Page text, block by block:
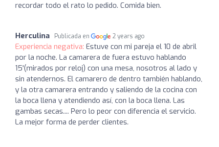
recordar todo el rato lo pedido. Comida bien.
Herculina Publicada en 2 years ago
Experiencia negativa: Estuve con mi pareja el 10 de abril
por la noche. La camarera de fuera estuvo hablando
15'(mirados por reloj) con una mesa, nosotros al lado y
sin atendernos. El camarero de dentro también hablando,
y la otra camarera entrando y saliendo de la cocina con
la boca llena y atendiendo así, con la boca llena. Las
gambas secas.... Pero lo peor con diferencia el servicio.
La mejor forma de perder clientes.